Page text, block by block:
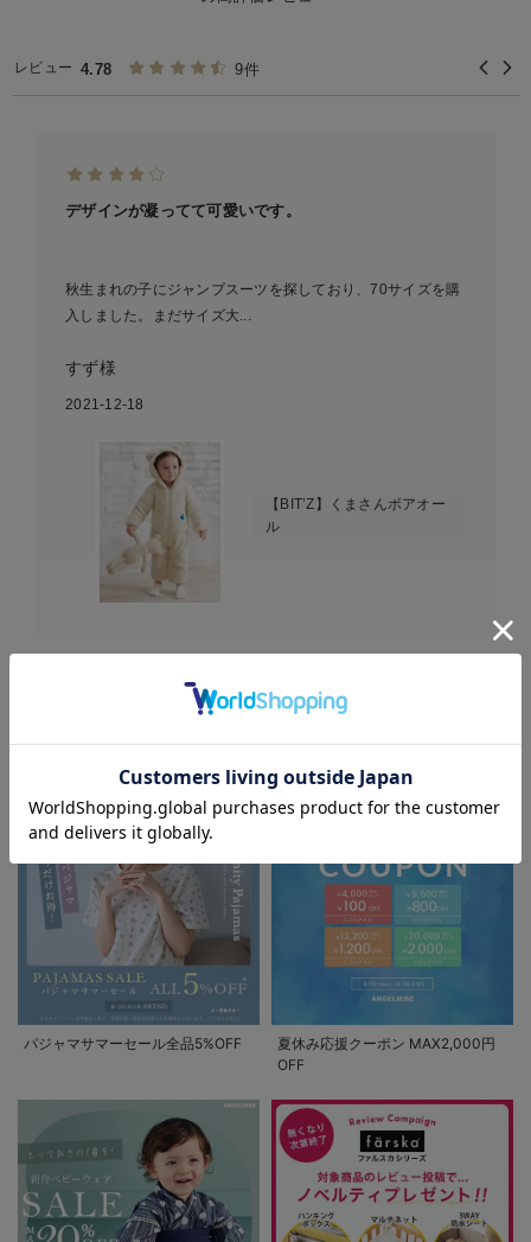
お気に入り商品を確認する
レビュー 4.78 9件
デザインが凝ってて可愛いです。
秋生まれの子にジャンプスーツを探しており、70サイズを購
入しました。まだサイズ大...
すず様
2021-12-18
【BIT’Z】くまさんボアオー
ル
パジャマサマーセール全品5%OFF
夏休み応援クーポン MAX2,000円
OFF